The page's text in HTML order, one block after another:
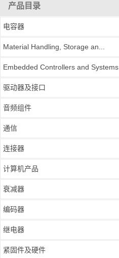
产品目录
电容器
Material Handling, Storage an...
Embedded Controllers and Systems
驱动器及接口
音频组件
通信
连接器
计算机产品
衰减器
编码器
继电器
紧固件及硬件